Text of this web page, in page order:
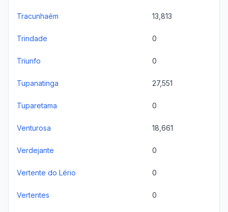
Tracunhaém 13,813
Trindade 0
Triunfo 0
Tupanatinga 27,551
Tuparetama 0
Venturosa 18,661
Verdejante 0
Vertente do Lério 0
Vertentes 0